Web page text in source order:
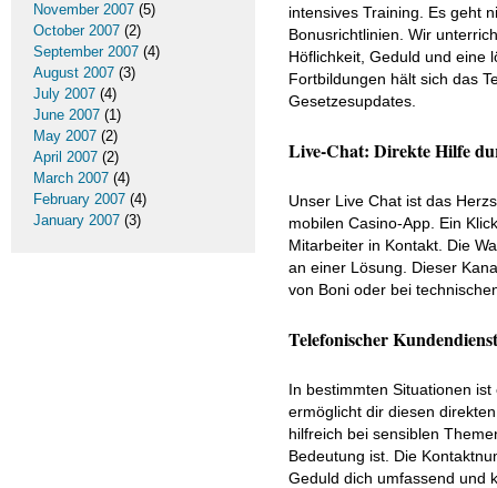
intensives Training. Es geht
Bonusrichtlinien. Wir
Höflichkeit, Geduld und eine
Fortbildungen hält sich das
Gesetzesupdates.
Live-Chat: Direkte Hilfe
Unser Live Chat ist das
mobilen Casino-App. Ein
Mitarbeiter in Kontakt. Die
an einer Lösung. Dieser
von Boni oder bei
Telefonischer
In bestimmten Situationen
ermöglicht dir diesen
hilfreich bei sensiblen
Bedeutung ist. Die
Geduld dich umfassend und
November 2007 (5)
October 2007 (2)
September 2007 (4)
August 2007 (3)
July 2007 (4)
June 2007 (1)
May 2007 (2)
April 2007 (2)
March 2007 (4)
February 2007 (4)
January 2007 (3)